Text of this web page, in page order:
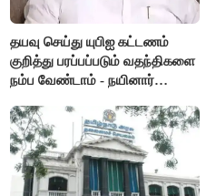
தயவு செய்து யுபிஐ கட்டணம்
குறித்து பரப்பப்படும் வதந்திகளை
நம்ப வேண்டாம் - நயினார்